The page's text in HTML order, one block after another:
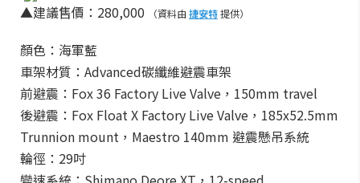
▲建議售價：280,000 （資料由捷安特提供）
顏色：海軍藍
車架材質：Advanced碳纖維避震車架
前避震：Fox 36 Factory Live Valve，150mm travel
後避震：Fox Float X Factory Live Valve，185x52.5mm
Trunnion mount，Maestro 140mm 避震懸吊系統
輪徑：29吋